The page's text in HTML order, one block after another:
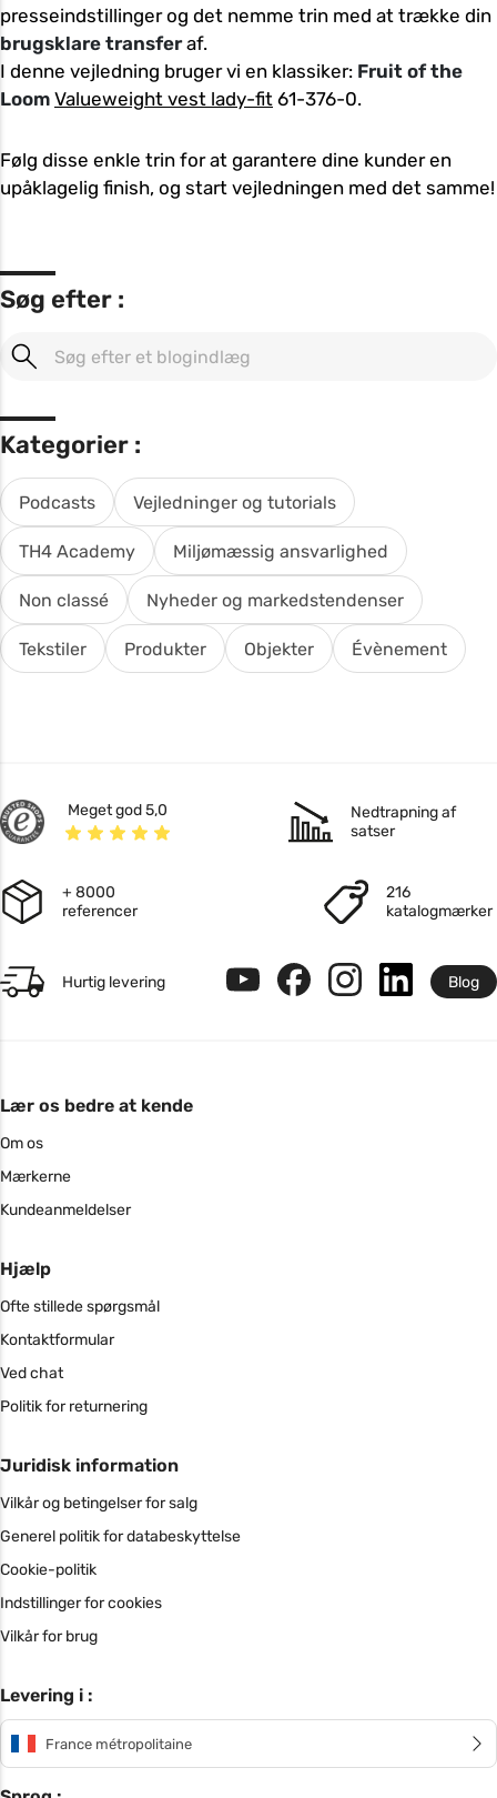
presseindstillinger og det nemme trin med at trække din
brugsklare transferaf.
I denne vejledning bruger vi en klassiker: Fruit of the
Loom Valueweight vest lady-fit 61-376-0.
Følg disse enkle trin for at garantere dine kunder en
upåklagelig finish, og start vejledningen med det samme!
Søg efter :
Kategorier :
Podcasts Vejledninger og tutorials
TH4 Academy Miljømæssig ansvarlighed
Non classé Nyheder og markedstendenser
Tekstiler Produkter Objekter Évènement
Meget god 5,0
Nedtrapning af
satser
+ 8000
referencer
216
katalogmærker
Hurtig levering Blog
Lær os bedre at kende
Om os
Mærkerne
Kundeanmeldelser
Hjælp
Ofte stillede spørgsmål
Kontaktformular
Ved chat
Politik for returnering
Juridisk information
Vilkår og betingelser for salg
Generel politik for databeskyttelse
Cookie-politik
Indstillinger for cookies
Vilkår for brug
Levering i :
France métropolitaine